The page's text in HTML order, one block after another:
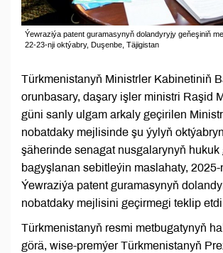
Ýewraziýa patent guramasynyň dolandyryjy geňeşiniň
22-23-nji oktýabry, Duşenbe, Täjigistan
Türkmenistanyň Ministrler Kabinetiniň
orunbasary, daşary işler ministri Raşid
güni sanly ulgam arkaly geçirilen
nobatdaky mejlisinde şu ýylyň
şäherinde senagat nusgalarynyň hukuk
bagyşlanan sebitleýin maslahaty,
Ýewraziýa patent guramasynyň
nobatdaky mejlisini geçirmegi teklip
Türkmenistanyň resmi metbugatynyň
görä, wise-premýer Türkmenistanyň